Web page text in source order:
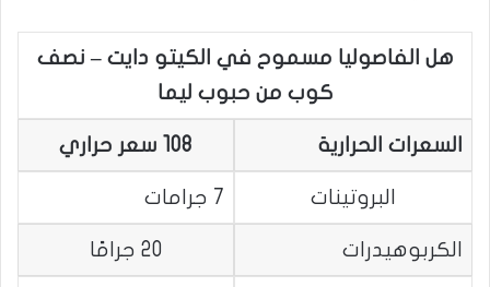
هل الفاصوليا مسموح في الكيتو دايت – نصف
كوب من حبوب ليما
السعرات الحرارية 108 سعر حراري
البروتينات 7 جرامات
الكربوهيدرات 20 جرامًا